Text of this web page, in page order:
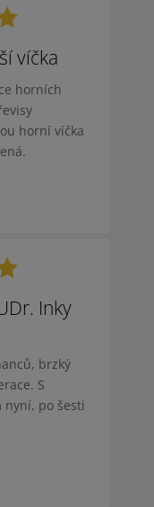
víčka
horních
horní víčka
Inky
brzký
S
nyní, po šesti